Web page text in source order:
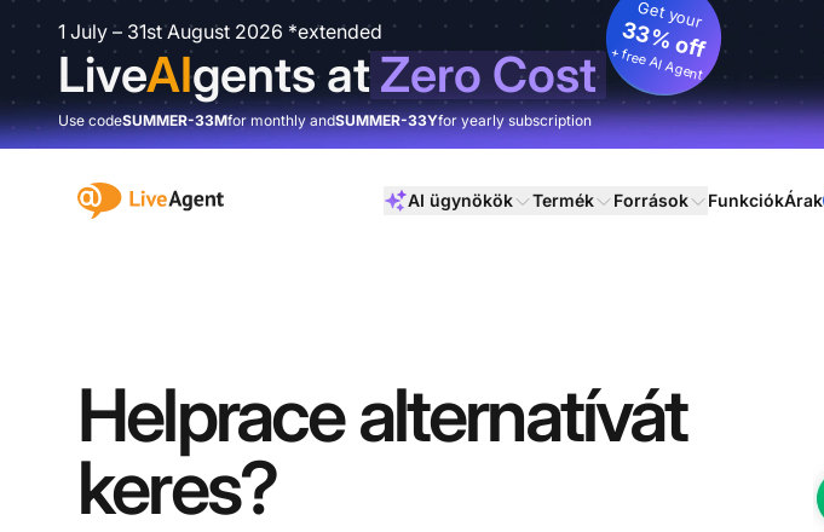
1 July – 31st August 2026 *extended
LiveAIgents atZero Cost
Get your
33% off
+ free AI Agent
Use codeSUMMER-33Mfor monthly andSUMMER-33Yfor yearly subscription
:site.title AI ügynökök Termék Források FunkciókÁrak
Helprace alternatívát
keres?